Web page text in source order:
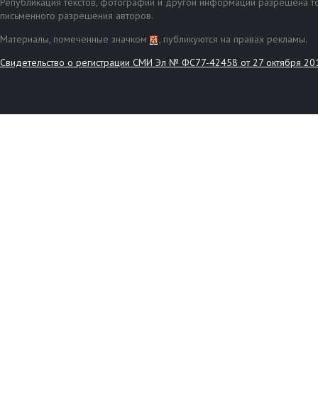
письменного разрешения авторов.
Материалы, помеченные значком
, публикуются на правах рекламы.
Свидетельство о регистрации СМИ Эл № ФС77-42458 от 27 октября